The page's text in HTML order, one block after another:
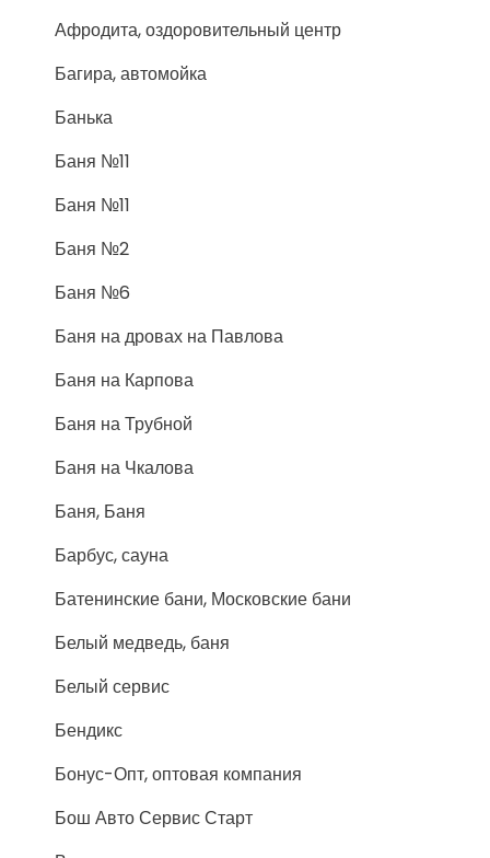
Афродита, оздоровительный центр
Багира, автомойка
Банька
Баня №11
Баня №11
Баня №2
Баня №6
Баня на дровах на Павлова
Баня на Карпова
Баня на Трубной
Баня на Чкалова
Баня, Баня
Барбус, сауна
Батенинские бани, Московские бани
Белый медведь, баня
Белый сервис
Бендикс
Бонус-Опт, оптовая компания
Бош Авто Сервис Старт